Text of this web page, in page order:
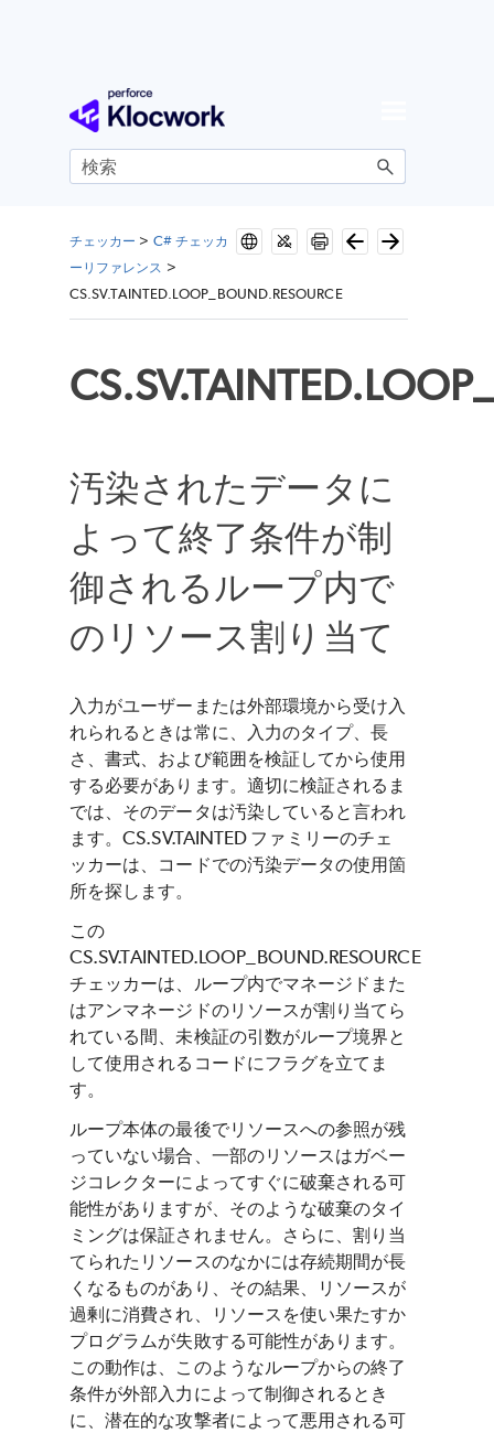
メイン コンテンツにスキップ
チェッカー > C# チェッカ
ーリファレンス >
CS.SV.TAINTED.LOOP_BOUND.RESOURCE
汚染されたデータに
よって終了条件が制
御されるループ内で
のリソース割り当て
入力がユーザーまたは外部環境から受け入
れられるときは常に、入力のタイプ、長
さ、書式、および範囲を検証してから使用
する必要があります。適切に検証されるま
では、そのデータは汚染していると言われ
ます。CS.SV.TAINTED ファミリーのチェ
ッカーは、コードでの汚染データの使用箇
所を探します。
この
CS.SV.TAINTED.LOOP_BOUND.RESOURCE
チェッカーは、ループ内でマネージドまた
はアンマネージドのリソースが割り当てら
れている間、未検証の引数がループ境界と
して使用されるコードにフラグを立てま
す。
ループ本体の最後でリソースへの参照が残
っていない場合、一部のリソースはガベー
ジコレクターによってすぐに破棄される可
能性がありますが、そのような破棄のタイ
ミングは保証されません。さらに、割り当
てられたリソースのなかには存続期間が長
くなるものがあり、その結果、リソースが
過剰に消費され、リソースを使い果たすか
プログラムが失敗する可能性があります。
この動作は、このようなループからの終了
条件が外部入力によって制御されるとき
に、潜在的な攻撃者によって悪用される可